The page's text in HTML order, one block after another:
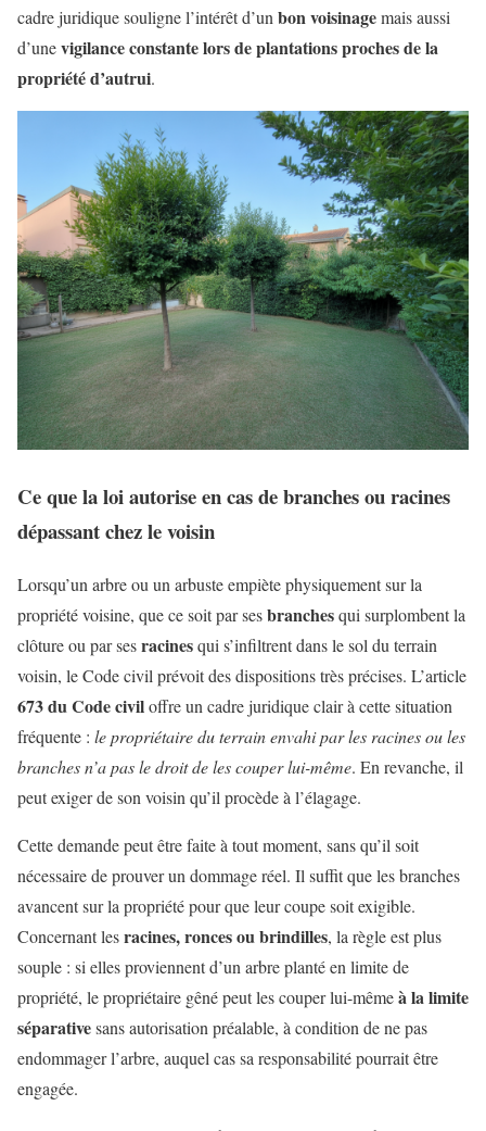
cadre juridique souligne l’intérêt d’un bon voisinagemais aussi
d’unevigilance constante lors de plantations proches de la
propriété d’autrui.
Ce que la loi autorise en cas de branches ou racines
dépassant chez le voisin
Lorsqu’un arbre ou un arbuste empiète physiquement sur la
propriété voisine, que ce soit par sesbranchesqui surplombent la
clôture ou par sesracinesqui s’infiltrent dans le sol du terrain
voisin, le Code civil prévoit des dispositions très précises. L’article
673 du Code civiloffre un cadre juridique clair à cette situation
fréquente : le propriétaire du terrain envahi par les racines ou les
branches n’a pas le droit de les couper lui-même. En revanche, il
peut exiger de son voisin qu’il procède à l’élagage.
Cette demande peut être faite à tout moment, sans qu’il soit
nécessaire de prouver un dommage réel. Il suffit que les branches
avancent sur la propriété pour que leur coupe soit exigible.
Concernant lesracines, ronces ou brindilles, la règle est plus
souple : si elles proviennent d’un arbre planté en limite de
propriété, le propriétaire gêné peut les couper lui-mêmeà la limite
séparativesans autorisation préalable, à condition de ne pas
endommager l’arbre, auquel cas sa responsabilité pourrait être
engagée.